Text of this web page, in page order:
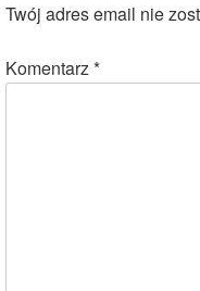
Twój adres email nie
Komentarz*